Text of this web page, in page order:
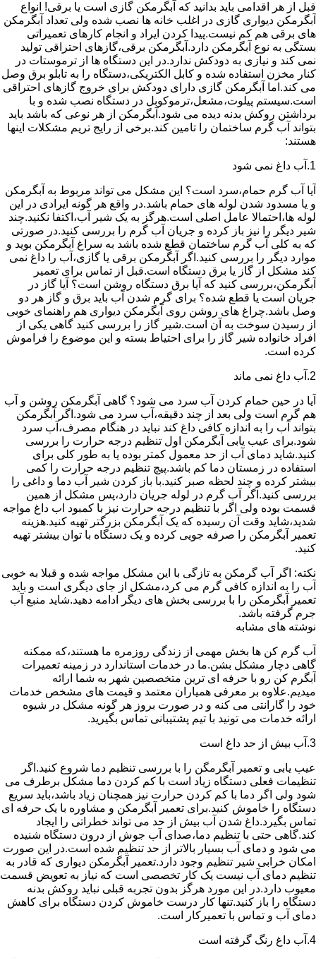
قبل از هر اقدامی باید بدانید که آبگرمکن گازی است یا برقی! انواع
آبگرمکن دیواری گازی در اغلب خانه ها نصب شده ولی تعداد آبگرمکن
های برقی هم کم نیست.پیدا کردن ایراد و انجام کارهای تعمیراتی
بستگی به نوع آبگرمکن دارد.آبگرمکن برقی،گازهای احتراقی تولید
نمی کند و نیازی به دودکش ندارد.در این دستگاه ها از ترموستات در
کنار مخزن استفاده شده و کابل الکتریکی،دستگاه را به تابلو برق وصل
می کند.اما آبگرمکن گازی دارای دودکش برای خروج گازهای احتراقی
است.سیستم پیلوت،مشعل،ترموکوبل در دستگاه نصب شده و با
برداشتن روکش بدنه دیده می شود.آبگرمکن از هر نوعی که باشد باید
بتواند آب گرم ساختمان را تامین کند.برخی از رایج تریم مشکلات اینها
هستند:
1.آب داغ نمی شود
آیا آب گرم حمام،سرد است؟ این مشکل می تواند مربوط به آبگرمکن
و یا مسدود شدن لوله های حمام باشد.در واقع هر گونه ایرادی در این
لوله ها،احتمالا عامل اصلی است.هرگز به یک شیر آب،اکتفا نکنید.چند
شیر دیگر را نیز باز کرده و جریان آب گرم را بررسی کنید.در صورتی
که به کلی آب گرم ساختمان قطع شده باشد به سراغ آبگرمکن بوید و
موارد دیگر را بررسی کنید.اگر آبگرمکن برقی یا گازی،آب را داغ نمی
کند مشکل از گاز یا برق دستگاه است.قبل از تماس برای تعمیر
آبگرمکن،بررسی کنید که آیا برق دستگاه روشن است؟ آیا گاز در
جریان است یا قطع شده؟ برای گرم شدن آب باید برق و گاز هر دو
وصل باشد.چراغ های روشن روی آبگرمکن دیواری هم راهنمای خوبی
از رسیدن سوخت به آن است.شیر گاز را بررسی کنید گاهی یکی از
افراد خانواده شیر گاز را برای احتیاط بسته و این موضوع را فراموش
کرده است.
2.آب داغ نمی ماند
آیا در حین حمام کردن آب سرد می شود؟ گاهی آبگرمکن روشن و آب
هم گرم است ولی بعد از چند دقیقه،آب سرد می شود.اگر آبگرمکن
بتواند آب را به اندازه کافی داغ کند نباید در هنگام مصرف،آب سرد
شود.برای عیب یابی آبگرمکن اول تنظیم درجه حرارت را بررسی
کنید.شاید دمای آب از حد معمول کمتر بوده یا به طور کلی برای
استفاده در زمستان دما کم باشد.پیچ تنظیم درجه حرارت را کمی
بیشتر کرده و چند لحظه صبر کنید.با باز کردن شیر آب دما و داغی را
بررسی کنید.اگر آب گرم در لوله جریان دارد،پس مشکل از همین
قسمت بوده ولی اگر با تنظیم درجه حرارت نیز با کمبود اب داغ مواجه
شدید،شاید وقت آن رسیده که یک آبگرمکن بزرگتر تهیه کنید.هزینه
تعمیر آبگرمکن را صرفه جویی کرده و یک دستگاه با توان بیشتر تهیه
کنید.
نکته: اگر آب گرمکن به تازگی با این مشکل مواجه شده و قبلا به خوبی
آب را به اندازه کافی گرم می کرد،مشکل از جای دیگری است و باید
تعمیر آبگرمکن را با بررسی بخش های دیگر ادامه دهید.شاید منبع آب
جرم گرفته باشد.
نوشته های مشابه
آب گرم کن ها بخش مهمی از زندگی روزمره ما هستند،که ممکنه
گاهی دچار مشکل بشن.ما در خدمات استاندارد در زمینه تعمیرات
آبگرم کن رو با حرفه ای ترین متخصصین شهر به شما ارائه
میدیم.علاوه بر معرفی همیاران معتمد و قیمت های مشخص خدمات
خود را گارانتی می کنه و در صورت بروز هر گونه مشکل در شیوه
ارائه خدمات می تونید با تیم پشتیبانی تماس بگیرید.
3.آب بیش از حد داغ است
عیب یابی و تعمیر آبگرمگن را با بررسی تنظیم دما شروع کنید.اگر
تنظیمات فعلی دستگاه زیاد است با کم کردن دما مشکل برطرف می
شود ولی اگر دما با کم کردن حرارت نیز همچنان زیاد باشد،باید سریع
دستگاه را خاموش کنید.برای تعمیر آبگرمکن و مشاوره با یک حرفه ای
تماس بگیرد.داغ شدن آب بیش از حد می تواند خطراتی را ایجاد
کند.گاهی حتی با تنظیم دما،صدای آب جوش از درون دستگاه شنیده
می شود و دمای آب بسیار بالاتر از حد تنظیم شده است.در این صورت
امکان خرابی شیر تنظیم وجود دارد.تعمیر آبگرمکن دیواری که قادر به
تنظیم دمای آب نیست یک کار تخصصی است که نیاز به تعویض قسمت
معیوب دارد.در این مورد هرگز بدون تجربه قبلی نباید روکش بدنه
دستگاه را باز کنید.تنها کار درست خاموش کردن دستگاه برای کاهش
دمای آب و تماس با تعمیرکار است.
4.آب داغ رنگ گرفته است